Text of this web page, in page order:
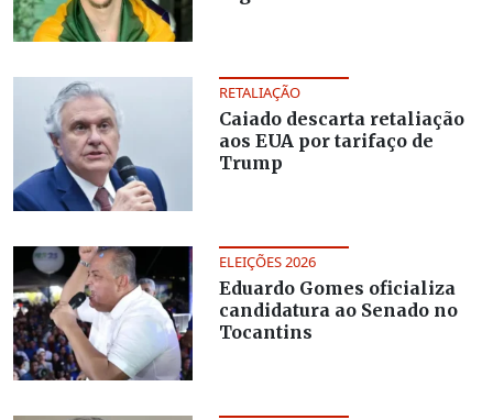
RETALIAÇÃO
Caiado descarta retaliação
aos EUA por tarifaço de
Trump
ELEIÇÕES 2026
Eduardo Gomes oficializa
candidatura ao Senado no
Tocantins